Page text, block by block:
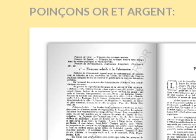
POINÇONS OR ET ARGENT: